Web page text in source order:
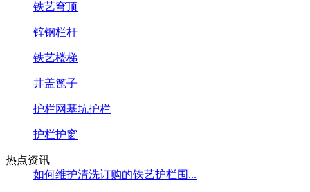
铁艺穹顶
锌钢栏杆
铁艺楼梯
井盖篦子
护栏网基坑护栏
护栏护窗
热点资讯
如何维护清洗订购的铁艺护栏围...